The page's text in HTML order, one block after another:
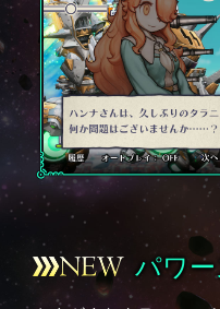
パワ